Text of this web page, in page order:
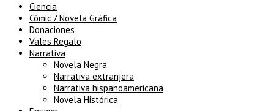
Ciencia
Cómic / Novela Gráfica
Donaciones
Vales Regalo
Narrativa
Novela Negra
Narrativa extranjera
Narrativa hispanoamericana
Novela Histórica